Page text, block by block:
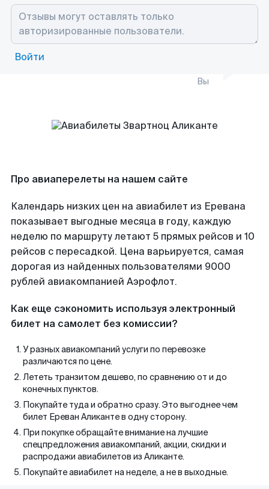
Войти
Вы
Про авиаперелеты на нашем сайте
Календарь низких цен на авиабилет из Еревана
показывает выгодные месяца в году, каждую
неделю по маршруту летают 5 прямых рейсов и 10
рейсов с пересадкой. Цена варьируется, самая
дорогая из найденных пользователями 9000
рублей авиакомпанией Аэрофлот.
Как еще сэкономить используя электронный
билет на самолет без комиссии?
У разных авиакомпаний услуги по перевозке
различаются по цене.
Лететь транзитом дешево, по сравнению от и до
конечных пунктов.
Покупайте туда и обратно сразу. Это выгоднее чем
билет Ереван Аликанте в одну сторону.
При покупке обращайте внимание на лучшие
спецпредложения авиакомпаний, акции, скидки и
распродажи авиабилетов из Аликанте.
Покупайте авиабилет на неделе, а не в выходные.